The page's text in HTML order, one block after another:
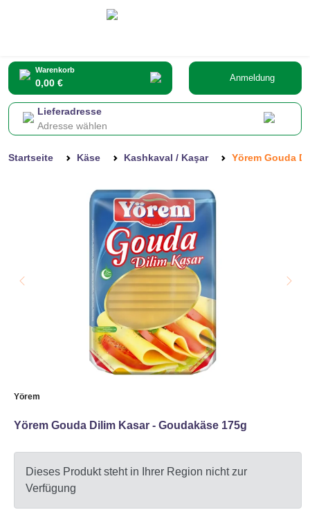
Warenkorb
0,00 € Anmeldung
Lieferadresse
Adresse wählen
Startseite Käse Kashkaval / Kaşar Yörem Gouda
Yörem
Yörem Gouda Dilim Kasar - Goudakäse 175g
Dieses Produkt steht in Ihrer Region nicht zur
Verfügung